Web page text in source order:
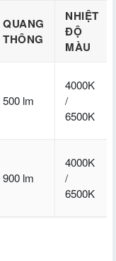
QUANG
THÔNG
NHIỆT
ĐỘ
MÀU
500 lm
4000K
/
6500K
900 lm
4000K
/
6500K